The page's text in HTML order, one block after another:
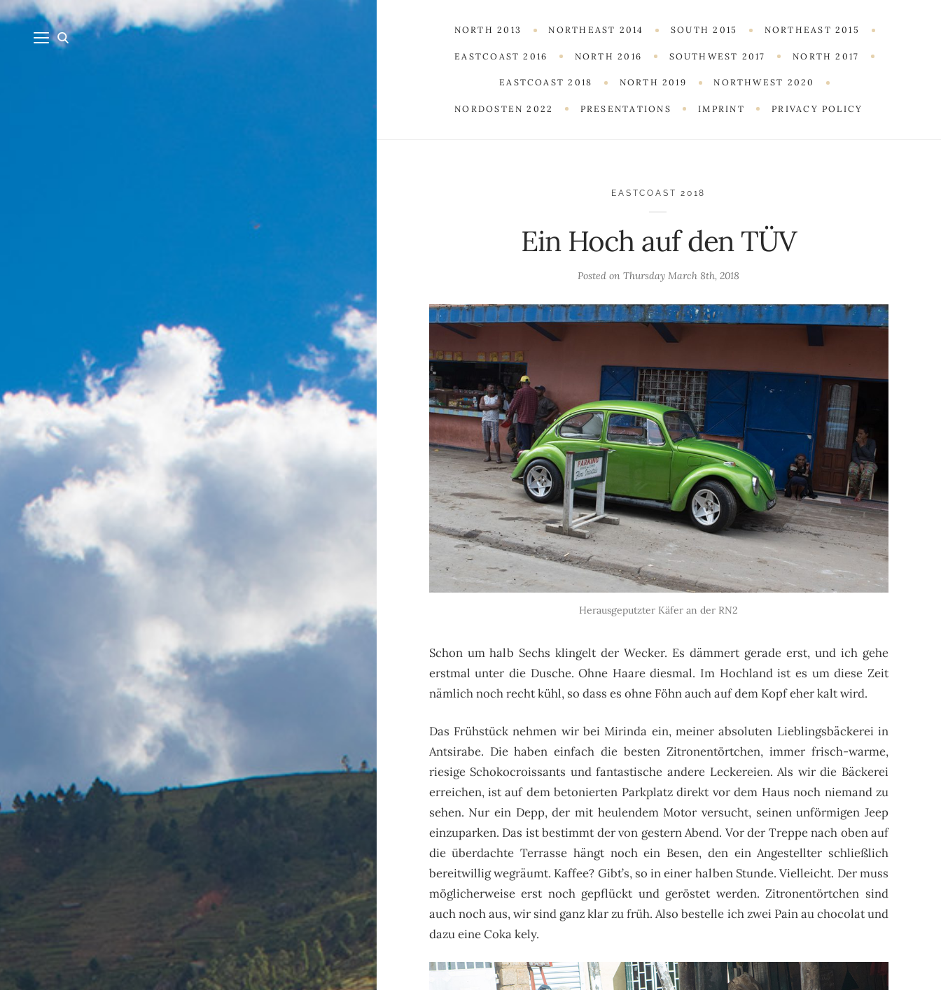
NORTH 2013 NORTHEAST 2014 SOUTH 2015 NORTHEAST 2015
EASTCOAST 2016 NORTH 2016 SOUTHWEST 2017 NORTH 2017
EASTCOAST 2018 NORTH 2019 NORTHWEST 2020
NORDOSTEN 2022 PRESENTATIONS IMPRINT PRIVACY POLICY
EASTCOAST 2018
Ein Hoch auf den TÜV
Posted onThursday March 8th, 2018
Herausgeputzter Käfer an der RN2
Schon um halb Sechs klingelt der Wecker. Es dämmert gerade erst, und ich gehe
erstmal unter die Dusche. Ohne Haare diesmal. Im Hochland ist es um diese Zeit
nämlich noch recht kühl, so dass es ohne Föhn auch auf dem Kopf eher kalt wird.
Das Frühstück nehmen wir bei Mirinda ein, meiner absoluten Lieblingsbäckerei in
Antsirabe. Die haben einfach die besten Zitronentörtchen, immer frisch-warme,
riesige Schokocroissants und fantastische andere Leckereien. Als wir die Bäckerei
erreichen, ist auf dem betonierten Parkplatz direkt vor dem Haus noch niemand zu
sehen. Nur ein Depp, der mit heulendem Motor versucht, seinen unförmigen Jeep
einzuparken. Das ist bestimmt der von gestern Abend. Vor der Treppe nach oben auf
die überdachte Terrasse hängt noch ein Besen, den ein Angestellter schließlich
bereitwillig wegräumt. Kaffee? Gibt’s, so in einer halben Stunde. Vielleicht. Der muss
möglicherweise erst noch gepflückt und geröstet werden. Zitronentörtchen sind
auch noch aus, wir sind ganz klar zu früh. Also bestelle ich zwei Pain au chocolat und
dazu eine Coka kely.